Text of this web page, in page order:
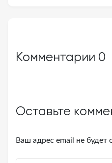
Комментарии 0
Оставьте
Ваш адрес email не будет